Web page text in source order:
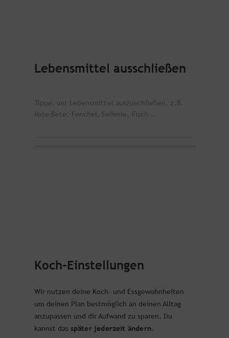
Lebensmittel ausschließen
Tippe, um Lebensmittel auszuschließen, z.B.
Rote Bete, Fenchel, Sellerie, Fisch...
Koch-Einstellungen
Wir nutzen deine Koch- und Essgewohnheiten
um deinen Plan bestmöglich an deinen Alltag
anzupassen und dir Aufwand zu sparen. Du
kannst das später jederzeit ändern.